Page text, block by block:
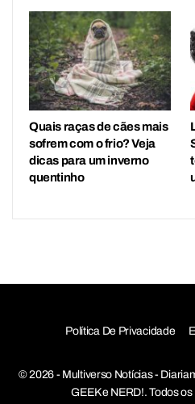
Quais raças de cães mais
sofrem com o frio? Veja
dicas para um inverno
quentinho
Política De Privacidade
© 2026 - Multiverso Notícias -
GEEK e NERD!. Todos